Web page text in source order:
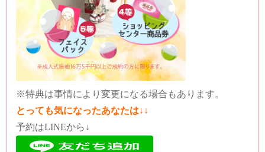
※特典は事情により変更になる場合もあります。
とっても気になったあなたは↓↓
予約はLINEから↓